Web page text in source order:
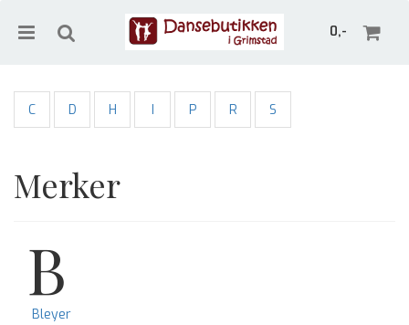
0,-
C D H I P R S
Merker
B
Bleyer